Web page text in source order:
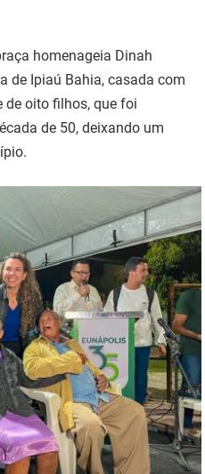
homenageia Dinah
de Ipiaú Bahia, casada com
de oito filhos, que foi
de 50, deixando um